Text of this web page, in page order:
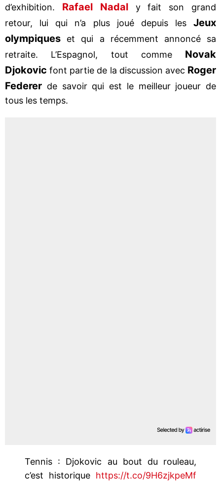
d’exhibition. Rafael Nadaly fait son grand
retour, lui qui n’a plus joué depuis les Jeux
olympiques et qui a récemment annoncé sa
retraite. L’Espagnol, tout comme Novak
Djokovic font partie de la discussion avec Roger
Federer de savoir qui est le meilleur joueur de
tous les temps.
Tennis : Djokovic au bout du rouleau,
c’est historique https://t.co/9H6zjkpeMf